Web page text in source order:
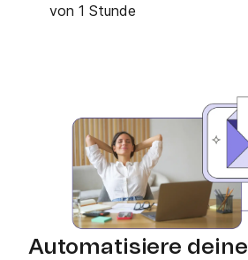
von 1 Stunde
Automatisiere deine